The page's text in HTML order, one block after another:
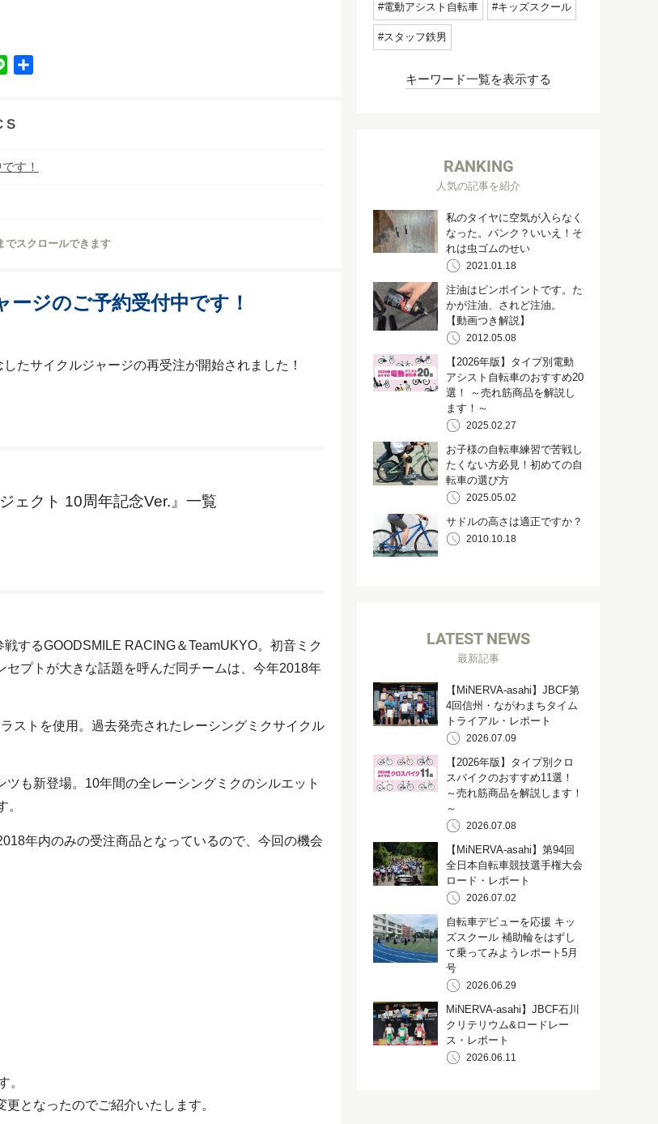
e
す！
でスクロールできます
ジのご予約受付中です！
たサイクルジャージの再受注が開始されました！
ェクト 10周年記念Ver.』一覧
するGOODSMILE RACING＆TeamUKYO。初音ミク
プトが大きな話題を呼んだ同チームは、今年2018年
ストを使用。過去発売されたレーシングミクサイクル
も新登場。10年間の全レーシングミクのシルエット
。
年内のみの受注商品となっているので、今回の機会
。
となったのでご紹介いたします。
電動アシスト自転車 キッズスクール
スタッフ鉄男
キーワード一覧を表示する
RANKING
人気の記事を紹介
私のタイヤに空気が入らなく
なった。パンク？いいえ！そ
れは虫ゴムのせい
2021.01.18
注油はピンポイントです。た
かが注油、されど注油。
【動画つき解説】
2012.05.08
【2026年版】タイプ別電動
アシスト自転車のおすすめ20
選！ ～売れ筋商品を解説し
ます！～
2025.02.27
お子様の自転車練習で苦戦し
たくない方必見！初めての自
転車の選び方
2025.05.02
サドルの高さは適正ですか？
2010.10.18
LATEST NEWS
最新記事
【MiNERVA-asahi】JBCF第
4回信州・ながわまちタイム
トライアル・レポート
2026.07.09
【2026年版】タイプ別クロ
スバイクのおすすめ11選！
～売れ筋商品を解説します！
～
2026.07.08
【MiNERVA-asahi】第94回
全日本自転車競技選手権大会
ロード・レポート
2026.07.02
自転車デビューを応援 キッ
ズスクール 補助輪をはずし
て乗ってみようレポート5月
号
2026.06.29
MiNERVA-asahi】JBCF石川
クリテリウム&ロードレー
ス・レポート
2026.06.11